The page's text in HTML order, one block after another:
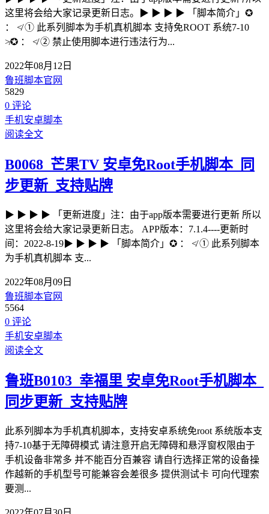
这里将会给大家记录更新日志。▶ ▶ ▶ ▶ 「脚本简介」✪
： ≮ ① 此系列脚本为手机真机脚本 支持免ROOT 系统7-10
≯✪ ： ≮ ② 禁止使用脚本进行违法行为...
2022年08月12日
鲁班脚本官网
5829
0 评论
手机安卓脚本
阅读全文
B0068_芒果TV 安卓免Root手机脚本_同
步更新_支持贴牌
▶ ▶ ▶ ▶ 「更新进度」注：由于app版本需要进行更新 所以
这里将会给大家记录更新日志。 APP版本：7.1.4----更新时
间：2022-8-19▶ ▶ ▶ ▶ 「脚本简介」✪ ： ≮ ① 此系列脚本
为手机真机脚本 支...
2022年08月09日
鲁班脚本官网
5564
0 评论
手机安卓脚本
阅读全文
鲁班B0103_幸福里 安卓免Root手机脚本_
同步更新_支持贴牌
此系列脚本为手机真机脚本，支持安卓系统免root 系统版本支
持7-10基于无障碍模式 请注意开启无障碍和悬浮窗权限由于
手机设备非常多 并不能百分百兼容 请自行选择正常的设备操
作越新的手机型号可能兼容会差很多 提供测试卡 可向代理索
要测...